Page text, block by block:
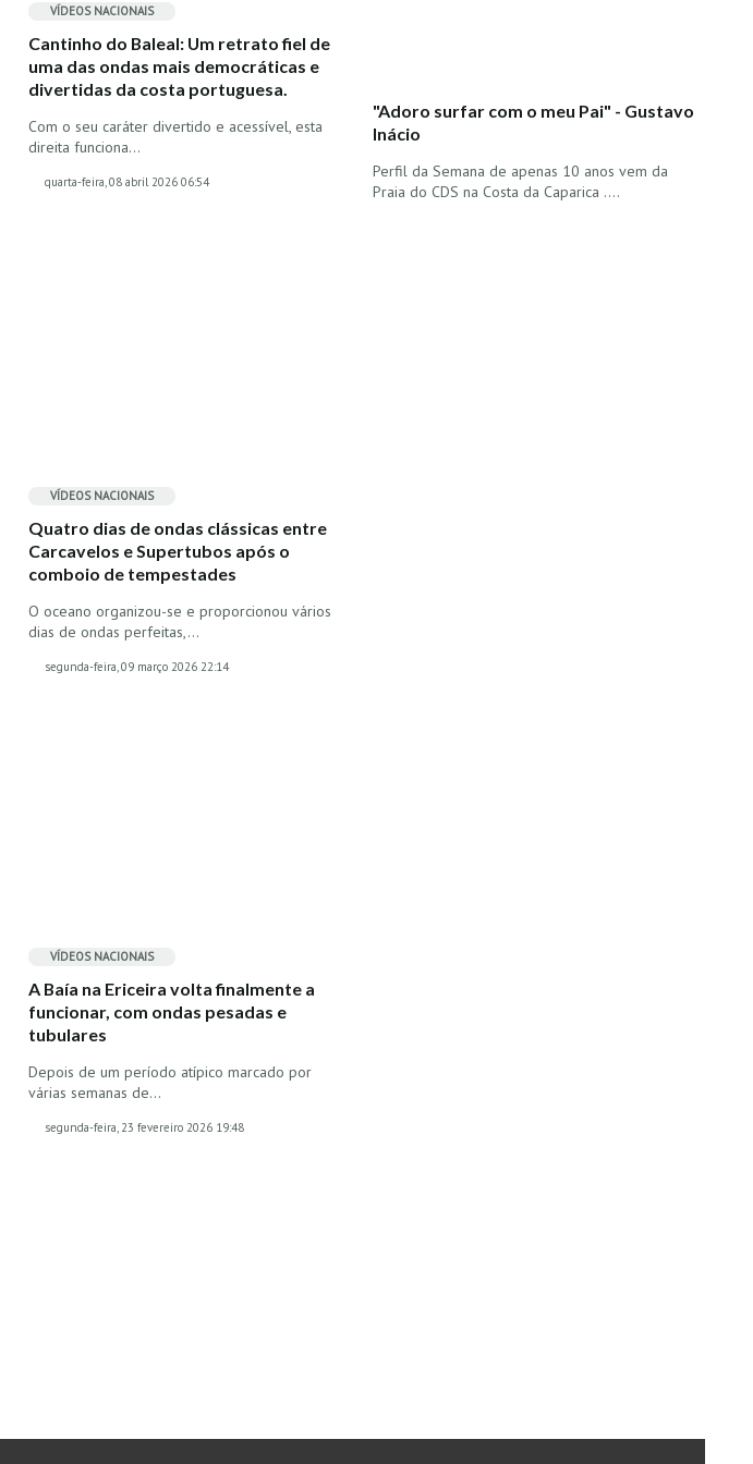
VÍDEOS NACIONAIS
Cantinho do Baleal: Um retrato fiel de
uma das ondas mais democráticas e
divertidas da costa portuguesa.
Com o seu caráter divertido e acessível, esta
direita funciona…
quarta-feira, 08 abril 2026 06:54
VÍDEOS NACIONAIS
Quatro dias de ondas clássicas entre
Carcavelos e Supertubos após o
comboio de tempestades
O oceano organizou-se e proporcionou vários
dias de ondas perfeitas,…
segunda-feira, 09 março 2026 22:14
VÍDEOS NACIONAIS
A Baía na Ericeira volta finalmente a
funcionar, com ondas pesadas e
tubulares
Depois de um período atípico marcado por
várias semanas de…
segunda-feira, 23 fevereiro 2026 19:48
"Adoro surfar com o meu Pai" - Gustavo
Inácio
Perfil da Semana de apenas 10 anos vem da
Praia do CDS na Costa da Caparica ....